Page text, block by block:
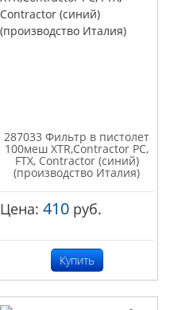
287033 Фильтр в пистолет
100меш XTR,Contractor PC,
FTX, Contractor (синий)
(производство Италия)
Цена:410 руб.
Купить